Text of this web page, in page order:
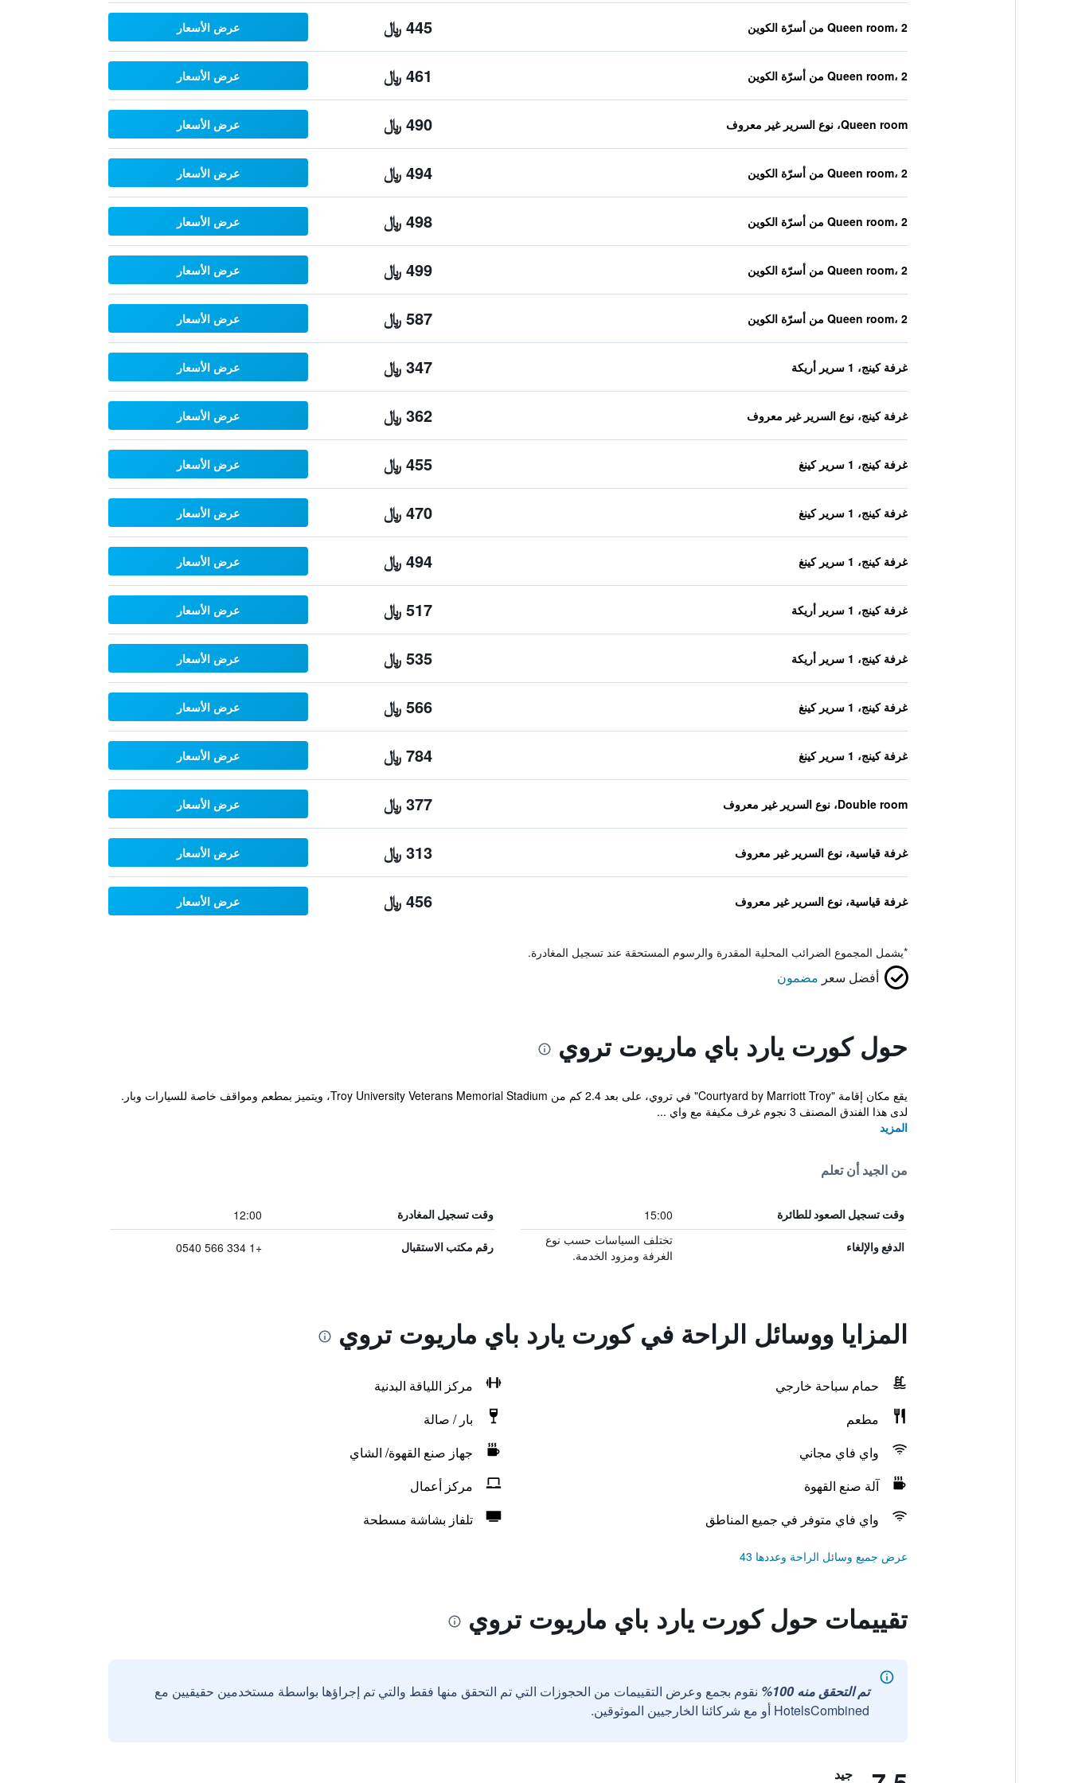
Queen room، 2 من أسرّة الكوين 445 ﷼ عرض الأسعار
Queen room، 2 من أسرّة الكوين 461 ﷼ عرض الأسعار
Queen room، نوع السرير غير معروف 490 ﷼ عرض الأسعار
Queen room، 2 من أسرّة الكوين 494 ﷼ عرض الأسعار
Queen room، 2 من أسرّة الكوين 498 ﷼ عرض الأسعار
Queen room، 2 من أسرّة الكوين 499 ﷼ عرض الأسعار
Queen room، 2 من أسرّة الكوين 587 ﷼ عرض الأسعار
غرفة كينج، 1 سرير أريكة 347 ﷼ عرض الأسعار
غرفة كينج، نوع السرير غير معروف 362 ﷼ عرض الأسعار
غرفة كينج، 1 سرير كينغ 455 ﷼ عرض الأسعار
غرفة كينج، 1 سرير كينغ 470 ﷼ عرض الأسعار
غرفة كينج، 1 سرير كينغ 494 ﷼ عرض الأسعار
غرفة كينج، 1 سرير أريكة 517 ﷼ عرض الأسعار
غرفة كينج، 1 سرير أريكة 535 ﷼ عرض الأسعار
غرفة كينج، 1 سرير كينغ 566 ﷼ عرض الأسعار
غرفة كينج، 1 سرير كينغ 784 ﷼ عرض الأسعار
Double room، نوع السرير غير معروف 377 ﷼ عرض الأسعار
غرفة قياسية، نوع السرير غير معروف 313 ﷼ عرض الأسعار
غرفة قياسية، نوع السرير غير معروف 456 ﷼ عرض الأسعار
*يشمل المجموع الضرائب المحلية المقدرة والرسوم المستحقة عند تسجيل المغادرة.
أفضل سعر مضمون
حول كورت يارد باي ماريوت تروي
يقع مكان إقامة "Courtyard by Marriott Troy" في تروي، على بعد 2.4 كم من Troy University Veterans Memorial Stadium، ويتميز بمطعم ومواقف خاصة للسيارات وبار.
لدى هذا الفندق المصنف 3 نجوم غرف مكيفة مع واي ...
المزيد
من الجيد أن تعلم
وقت تسجيل الصعود للطائرة 15:00 وقت تسجيل المغادرة 12:00
الدفع والإلغاء
تختلف السياسات حسب نوع
الغرفة ومزود الخدمة.
رقم مكتب الاستقبال +1 334 566 0540
المزايا ووسائل الراحة في كورت يارد باي ماريوت تروي
حمام سباحة خارجي
مركز اللياقة البدنية
مطعم
بار / صالة
واي فاي مجاني
جهاز صنع القهوة/ الشاي
آلة صنع القهوة
مركز أعمال
واي فاي متوفر في جميع المناطق
تلفاز بشاشة مسطحة
عرض جميع وسائل الراحة وعددها 43
تقييمات حول كورت يارد باي ماريوت تروي
تم التحقق منه 100%
نقوم بجمع وعرض التقييمات من الحجوزات التي تم التحقق منها فقط والتي تم إجراؤها بواسطة مستخدمين حقيقيين مع
HotelsCombined أو مع شركائنا الخارجيين الموثوقين.
جيد